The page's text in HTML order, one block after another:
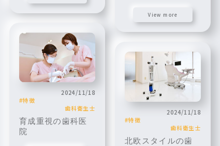
View more
2024/11/18
特徴
歯科衛生士
育成重視の歯科医
院
2024/11/18
特徴
歯科衛生士
北欧スタイルの歯